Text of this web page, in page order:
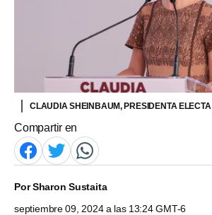
CLAUDIA SHEINBAUM, PRESIDENTA ELECTA
Compartir en
PorSharon Sustaita
septiembre 09, 2024 a las 13:24 GMT-6